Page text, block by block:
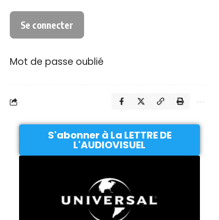
Mot de passe oublié
S'abonner à La LETTRE DE
L'AUDIOVISUEL